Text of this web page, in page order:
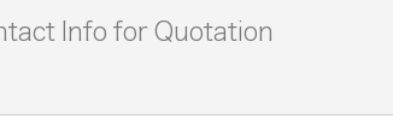
Info for Quotation